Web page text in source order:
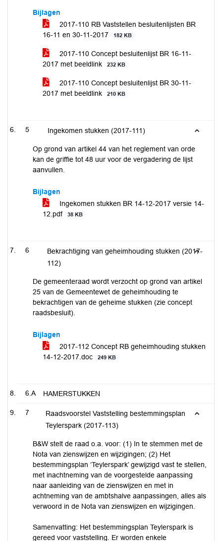
Bijlagen
2017-110 RB Vaststellen besluitenlijsten BR
16-11 en 30-11-2017
182 KB
2017-110 Concept besluitenlijst BR 16-11-
2017 met beeldlink
232 KB
2017-110 Concept besluitenlijst BR 30-11-
2017 met beeldlink
210 KB
5 Ingekomen stukken (2017-111)
Op grond van artikel 44 van het reglement van orde
kan de griffie tot 48 uur voor de vergadering de lijst
aanvullen.
Bijlagen
Ingekomen stukken BR 14-12-2017 versie 14-
12.pdf
38 KB
6
Bekrachtiging van geheimhouding stukken (2017-
112)
De gemeenteraad wordt verzocht op grond van artikel
25 van de Gemeentewet de geheimhouding te
bekrachtigen van de geheime stukken (zie concept
raadsbesluit).
Bijlagen
2017-112 Concept RB geheimhouding stukken
14-12-2017.doc
249 KB
6.A HAMERSTUKKEN
7
Raadsvoorstel Vaststelling bestemmingsplan
Teylerspark (2017-113)
B&W stelt de raad o.a. voor: (1) In te stemmen met de
Nota van zienswijzen en wijzigingen; (2) Het
bestemmingsplan ‘Teylerspark’ gewijzigd vast te stellen,
met inachtneming van de voorgestelde aanpassing
naar aanleiding van de zienswijzen en met in
achtneming van de ambtshalve aanpassingen, alles als
verwoord in de Nota van zienswijzen en wijzigingen.
Samenvatting: Het bestemmingsplan Teylerspark is
gereed voor vaststelling. Er worden enkele